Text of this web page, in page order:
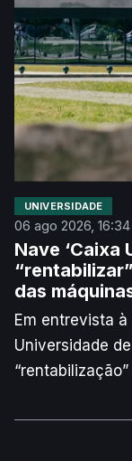
centenas de
eleição pouco
UNIVERSIDADE
06 ago 2026, 16:34
Nave ‘Caixa
das
Em entrevista
Universidade
“rentabilização”
culturais”. Para